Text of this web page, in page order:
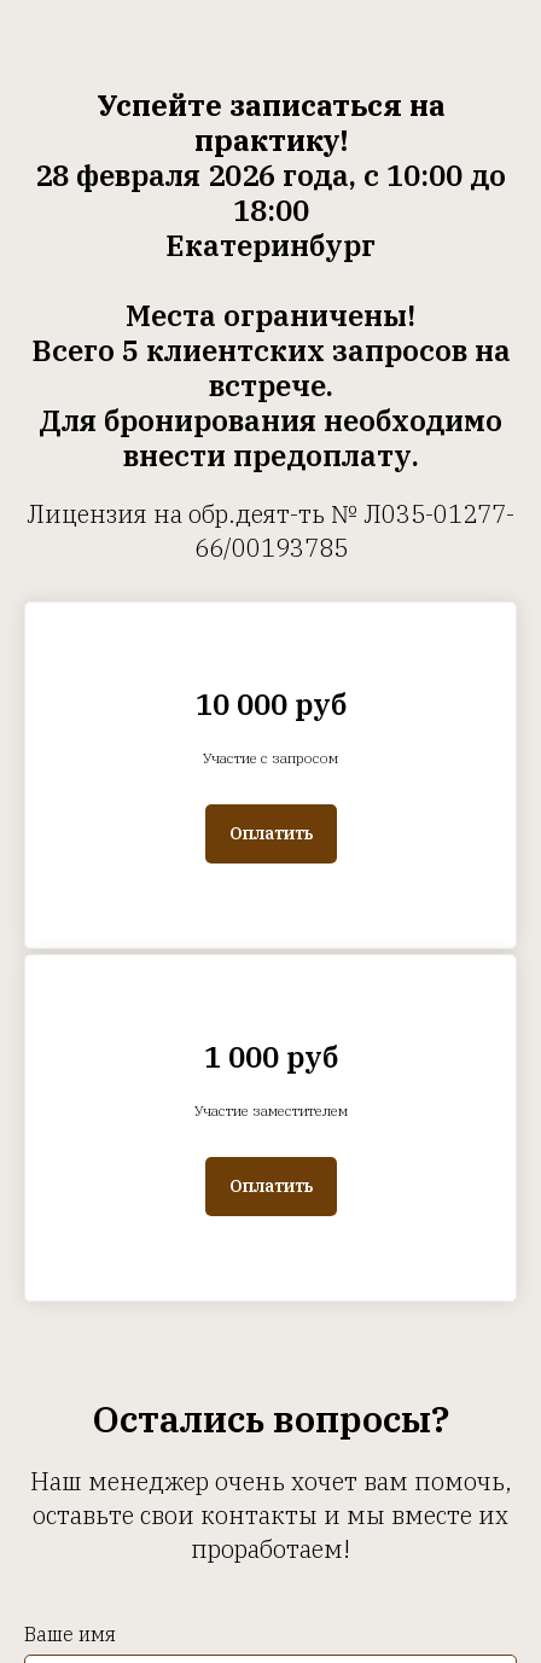
Успейте записаться на
практику!
28 февраля 2026 года, с 10:00 до
18:00
Екатеринбург
Места ограничены!
Всего 5 клиентских запросов на
встрече.
Для бронирования необходимо
внести предоплату.
Лицензия на обр.деят-ть № Л035-01277-
66/00193785
10 000 руб
Участие с запросом
Оплатить
1 000 руб
Участие заместителем
Оплатить
Остались вопросы?
Наш менеджер очень хочет вам помочь,
оставьте свои контакты и мы вместе их
проработаем!
Ваше имя